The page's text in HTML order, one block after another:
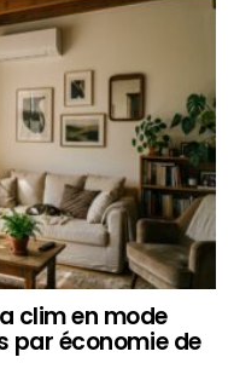
clim en mode
par économie de